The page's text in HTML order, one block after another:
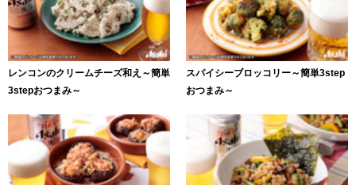
レンコンのクリームチーズ和え～簡単
3stepおつまみ～
スパイシーブロッコリー～簡単3step
おつまみ～